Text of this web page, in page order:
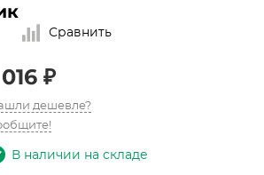
Сравнить
₽
дешевле?
В наличии на складе